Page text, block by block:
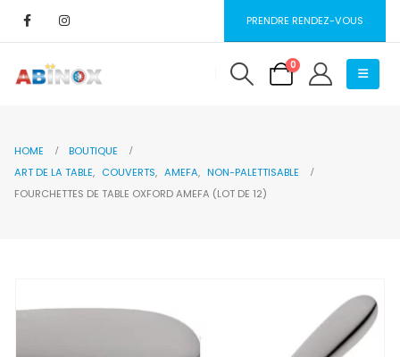
PRENDRE RENDEZ-VOUS
0
HOME
BOUTIQUE
ART DE LA TABLE, COUVERTS, AMEFA, NON-PALETTISABLE
FOURCHETTES DE TABLE OXFORD AMEFA (LOT DE 12)